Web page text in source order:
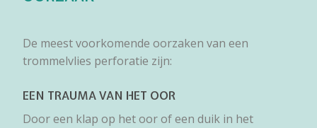
De meest voorkomende oorzaken van een
trommelvlies perforatie zijn:
EEN TRAUMA VAN HET OOR
Door een klap op het oor of een duik in het